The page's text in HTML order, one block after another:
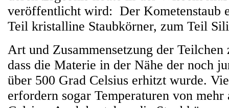
veröffentlicht wird: Der Kometenstaub
Teil kristalline Staubkörner, zum Teil
Art und Zusammensetzung der Teilchen
dass die Materie in der Nähe der noch
über 500 Grad Celsius erhitzt wurde.
erfordern sogar Temperaturen von mehr